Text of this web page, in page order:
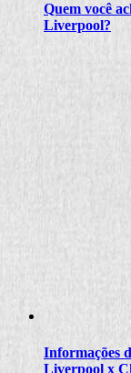
Quem você
Liverpool?
Informações
Liverpool x